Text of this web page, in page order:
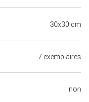
30x30 cm
7 exemplaires
non